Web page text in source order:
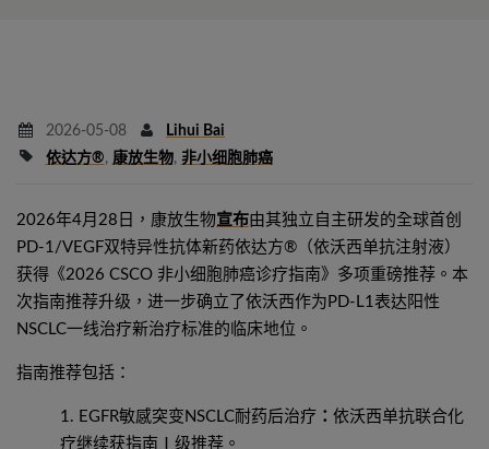
2026-05-08
Lihui Bai
依达方®, 康放生物, 非小细胞肺癌
2026年4月28日，康放生物宣布 由其独立自主研发的全球首创
PD-1/VEGF双特异性抗体新药依达方®（依沃西单抗注射液）
获得《2026 CSCO 非小细胞肺癌诊疗指南》多项重磅推荐。本
次指南推荐升级，进一步确立了依沃西作为PD-L1表达阳性
NSCLC一线治疗新治疗标准的临床地位。
指南推荐包括：
EGFR敏感突变NSCLC耐药后治疗 ： 依沃西单抗联合化
疗继续获指南Ⅰ级推荐。